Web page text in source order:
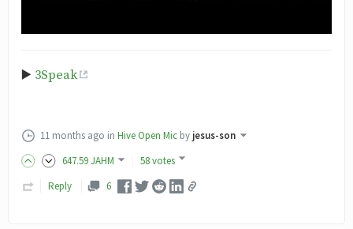
▶️ 3Speak
11 months ago in Hive Open Mic by jesus-son
647.59JAHM
58 votes
Reply
6